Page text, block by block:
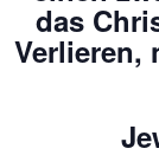
das
Verlieren,